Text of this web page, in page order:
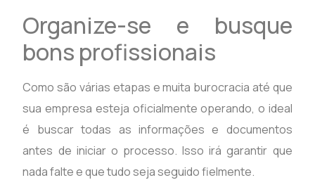
Organize-se e busque
bons profissionais
Como são várias etapas e muita burocracia até que
sua empresa esteja oficialmente operando, o ideal
é buscar todas as informações e documentos
antes de iniciar o processo. Isso irá garantir que
nada falte e que tudo seja seguido fielmente.